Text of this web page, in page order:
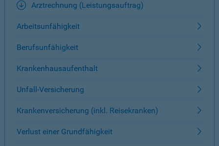
Arztrechnung (Leistungsauftrag)
Arbeitsunfähigkeit
Berufsunfähigkeit
Krankenhausaufenthalt
Unfall-Versicherung
Krankenversicherung (inkl. Reisekranken)
Verlust einer Grundfähigkeit